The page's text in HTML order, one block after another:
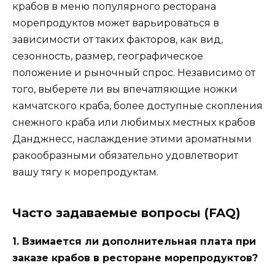
крабов в меню популярного ресторана
морепродуктов может варьироваться в
зависимости от таких факторов, как вид,
сезонность, размер, географическое
положение и рыночный спрос. Независимо от
того, выберете ли вы впечатляющие ножки
камчатского краба, более доступные скопления
снежного краба или любимых местных крабов
Данджнесс, наслаждение этими ароматными
ракообразными обязательно удовлетворит
вашу тягу к морепродуктам.
Часто задаваемые вопросы (FAQ)
1. Взимается ли дополнительная плата при
заказе крабов в ресторане морепродуктов?